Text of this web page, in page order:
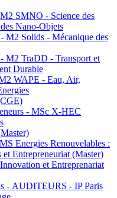
SMNO - Science des
Nano-Objets
M2 Solids - Mécanique des
TraDD - Transport et
Durable
WAPE - Eau, Air,
- MSc X-HEC
Energies Renouvelables :
et Entrepreneuriat (Master)
et Entreprenariat
- AUDITEURS - IP Paris